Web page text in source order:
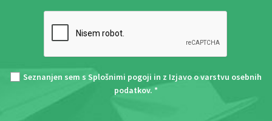
Seznanjen sem s Splošnimi pogoji in z Izjavo o varstvu osebnih
podatkov. *